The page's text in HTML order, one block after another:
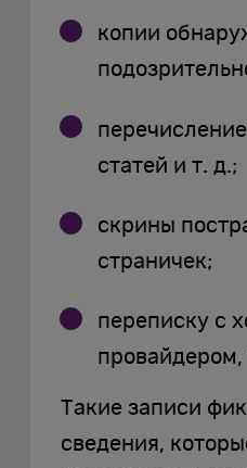
копии
статей и т. д.;
скрины
страничек;
переписку с
Такие записи
сведения,